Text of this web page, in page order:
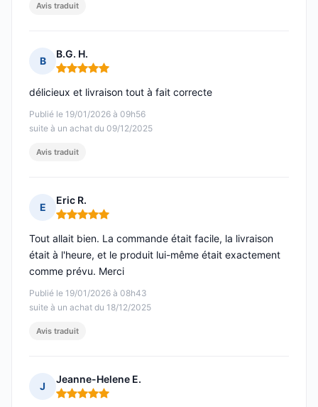
Avis traduit
B
B.G. H.
Note : 5 sur 5
Publié le 19/01/2026 à 09h56
suite à un achat du 09/12/2025
délicieux et livraison tout à fait correcte
Avis traduit
E
Eric R.
Note : 5 sur 5
Publié le 19/01/2026 à 08h43
suite à un achat du 18/12/2025
Tout allait bien. La commande était facile, la livraison
était à l'heure, et le produit lui-même était exactement
comme prévu. Merci
Avis traduit
J
Jeanne-Helene E.
Note : 5 sur 5